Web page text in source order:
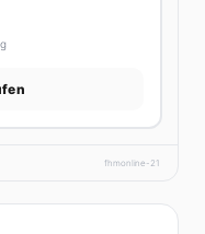
fhmonline-21